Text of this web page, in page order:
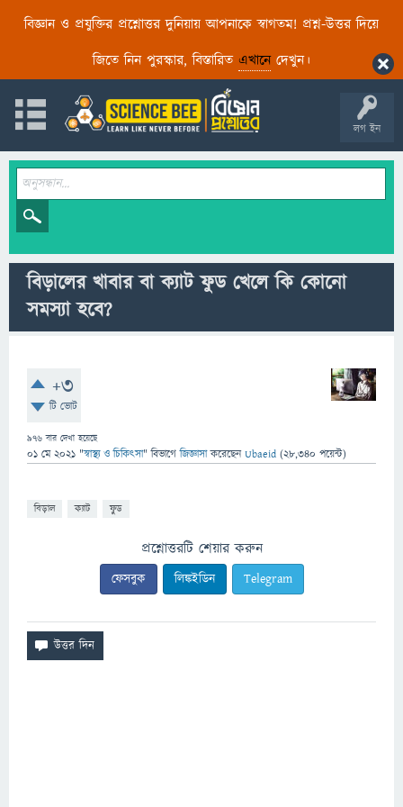
বিজ্ঞান ও প্রযুক্তির প্রশ্নোত্তর দুনিয়ায় আপনাকে স্বাগতম! প্রশ্ন-উত্তর দিয়ে
জিতে নিন পুরস্কার, বিস্তারিত এখানেদেখুন।
লগ ইন
বিড়ালের খাবার বা ক্যাট ফুড খেলে কি কোনো
সমস্যা হবে?
+3
টি ভোট
976 বার দেখা হয়েছে
01 মে 2021 "স্বাস্থ্য ও চিকিৎসা" বিভাগে জিজ্ঞাসাকরেছেনUbaeid (28,340 পয়েন্ট)
বিড়াল ক্যাট ফুড
প্রশ্নোত্তরটি শেয়ার করুন
ফেসবুক লিঙ্কইডিন Telegram